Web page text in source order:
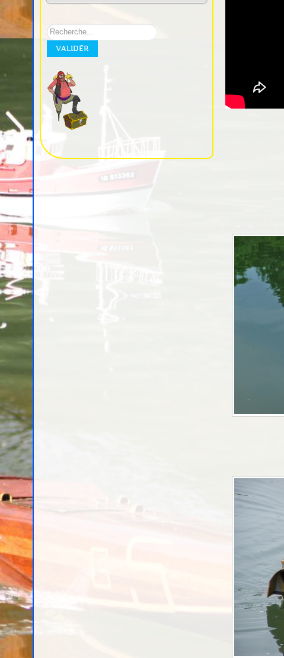
Rechercher
sur
notre
VALIDER